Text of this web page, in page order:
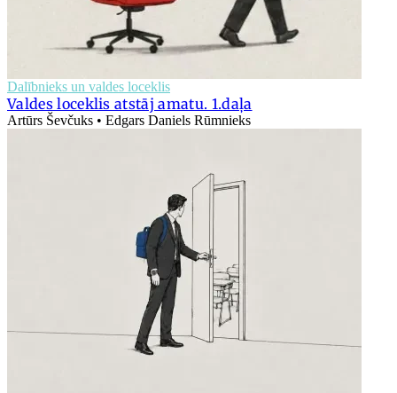
Dalībnieks un valdes loceklis
Valdes loceklis atstāj amatu. 1.daļa
Artūrs Ševčuks • Edgars Daniels Rūmnieks